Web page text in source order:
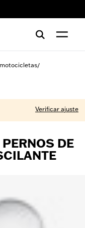
/
Verificar ajuste
DE